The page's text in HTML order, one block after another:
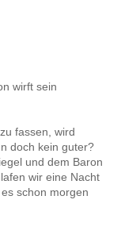
wirft sein
fassen, wird
doch kein guter?
und dem Baron
wir eine Nacht
schon morgen